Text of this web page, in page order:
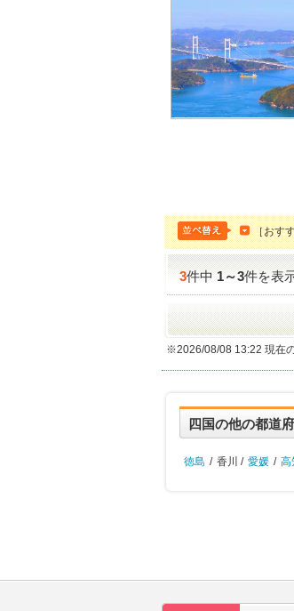
［おす
3件中1～3件を表
※2026/08/08 13:22 現在
四国の他の都道
徳島 / 香川 / 愛媛 / 高